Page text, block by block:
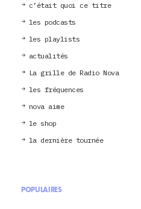
c’était quoi ce titre
les podcasts
les playlists
actualités
La grille de Radio Nova
les fréquences
nova aime
le shop
la dernière tournée
POPULAIRES